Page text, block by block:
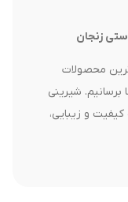
زنجان
محصولات
شیرینی
و زیبایی،